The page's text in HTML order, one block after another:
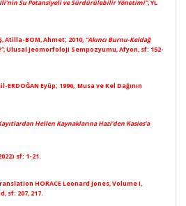
Su Potansiyeli ve Sürdürülebilir Yönetimi”,YL
Atilla-BOM, Ahmet; 2010, “Akıncı Burnu-Keldağ
, Ulusal Jeomorfoloji Sempozyumu, Afyon, sf: 152-
ERDOĞAN Eyüp; 1996, Musa ve Kel Dağının
Hellen Kaynaklarına Hazi’den Kasios’a
sf: 1-21.
HORACE Leonard Jones, Volume I,
sf: 207, 217.